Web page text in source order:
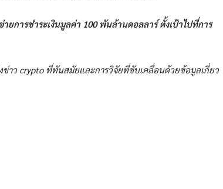
ยการชำระเงินมูลค่า 100 พันล้านดอลลาร์ ตั้งเป้าไปที่การ
าว crypto ที่ทันสมัยและการวิจัยที่ขับเคลื่อนด้วยข้อมูลเกี่ยว